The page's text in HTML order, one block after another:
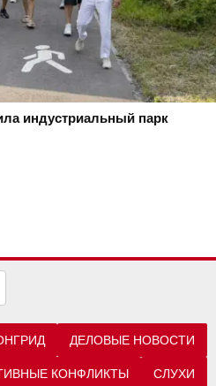
индустриальный парк
ДЕЛОВЫЕ НОВОСТИ
КОНФЛИКТЫ СЛУХИ